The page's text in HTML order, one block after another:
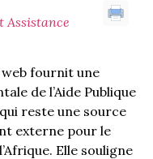
Assistance
fournit une
de l’Aide Publique
reste une source
externe pour le
Elle souligne